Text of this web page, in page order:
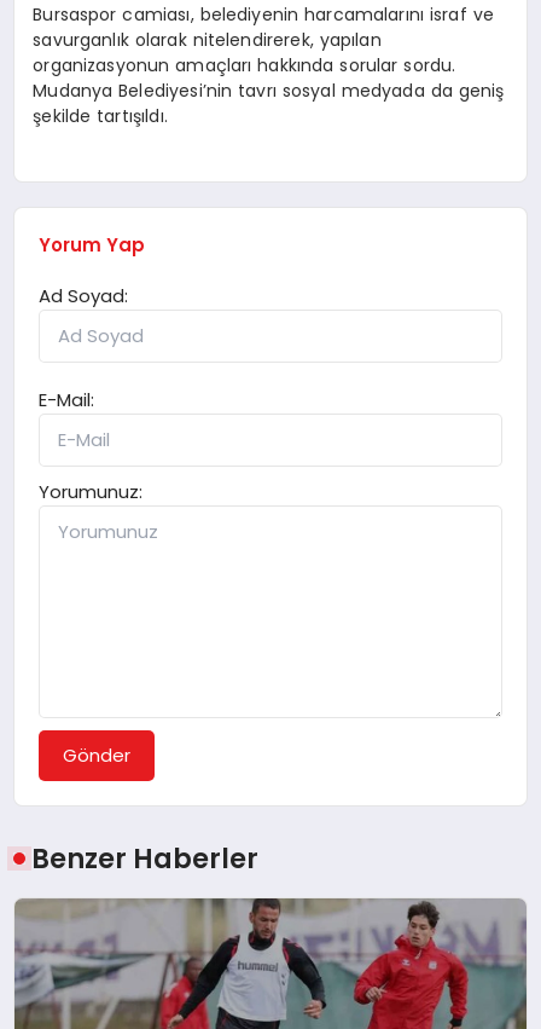
Bursaspor camiası, belediyenin harcamalarını israf ve
savurganlık olarak nitelendirerek, yapılan
organizasyonun amaçları hakkında sorular sordu.
Mudanya Belediyesi’nin tavrı sosyal medyada da geniş
şekilde tartışıldı.
Yorum Yap
Ad Soyad:
E-Mail:
Yorumunuz:
Gönder
Benzer Haberler